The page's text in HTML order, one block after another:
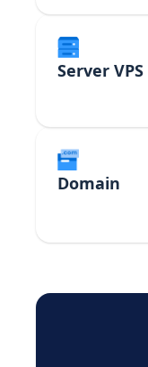
Server VPS
Domain